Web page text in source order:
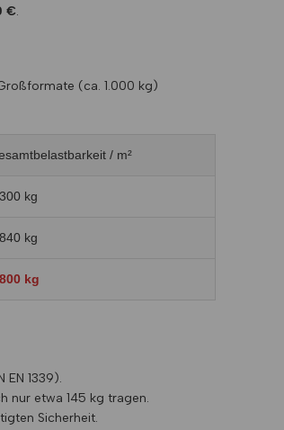
€.
(ca. 1.000 kg)
/ m²
kg
kg
kg
1339).
nur etwa 145 kg tragen.
Sicherheit.